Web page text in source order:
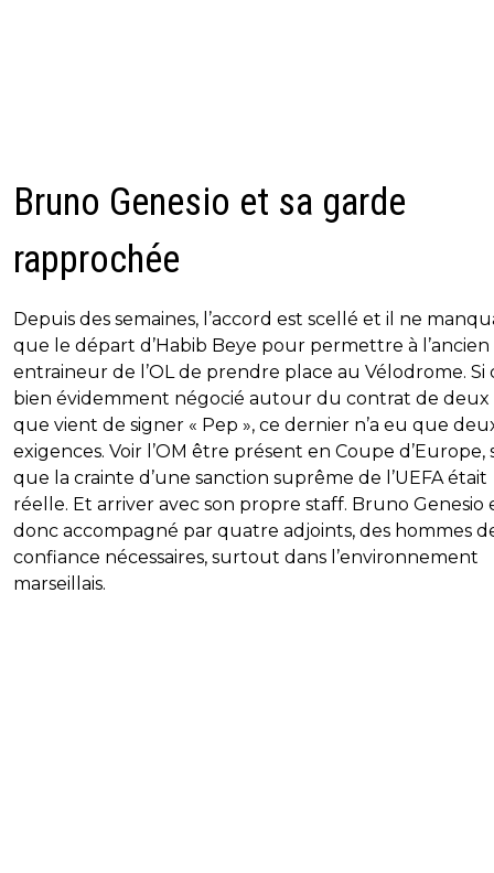
Bruno Genesio et sa garde
rapprochée
Depuis des semaines, l’accord est scellé et il ne
que le départ d’Habib Beye pour permettre à l’ancien
entraineur de l’OL de prendre place au Vélodrome. Si
bien évidemment négocié autour du contrat de deux
que vient de signer « Pep », ce dernier n’a eu que
exigences. Voir l’OM être présent en Coupe d’Europe,
que la crainte d’une sanction suprême de l’UEFA était
réelle. Et arriver avec son propre staff. Bruno Genesio
donc accompagné par quatre adjoints, des hommes
confiance nécessaires, surtout dans l’environnement
marseillais.